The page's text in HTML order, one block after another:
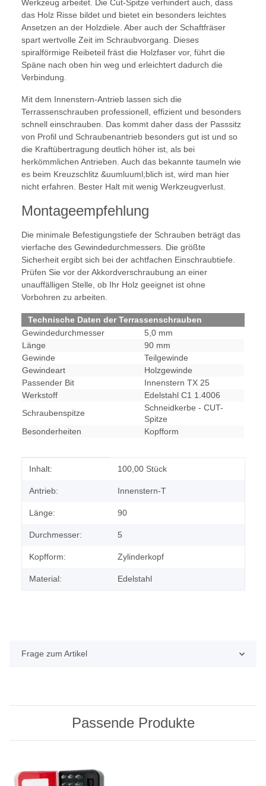
Werkzeug arbeitet. Die Cut-Spitze verhindert auch, dass
das Holz Risse bildet und bietet ein besonders leichtes
Ansetzen an der Holzdiele. Aber auch der Schaftfräser
spart wertvolle Zeit im Schraubvorgang. Dieses
spiralförmige Reibeteil fräst die Holzfaser vor, führt die
Späne nach oben hin weg und erleichtert dadurch die
Verbindung.
Mit dem Innenstern-Antrieb lassen sich die
Terrassenschrauben professionell, effizient und besonders
schnell einschrauben. Das kommt daher dass der Passsitz
von Profil und Schraubenantrieb besonders gut ist und so
die Kraftübertragung deutlich höher ist, als bei
herkömmlichen Antrieben. Auch das bekannte taumeln wie
es beim Kreuzschlitz &uumluuml;blich ist, wird man hier
nicht erfahren. Bester Halt mit wenig Werkzeugverlust.
Montageempfehlung
Die minimale Befestigungstiefe der Schrauben beträgt das
vierfache des Gewindedurchmessers. Die größte
Sicherheit ergibt sich bei der achtfachen Einschraubtiefe.
Prüfen Sie vor der Akkordverschraubung an einer
unauffälligen Stelle, ob Ihr Holz geeignet ist ohne
Vorbohren zu arbeiten.
Technische Daten der Terrassenschrauben
Gewindedurchmesser
5,0 mm
Länge
90 mm
Gewinde
Teilgewinde
Gewindeart
Holzgewinde
Passender Bit
Innenstern TX 25
Werkstoff
Edelstahl C1 1.4006
Schraubenspitze
Schneidkerbe - CUT-
Spitze
Besonderheiten
Kopfform
Produkteigenschaft
Wert
Inhalt: 100,00 Stück
Antrieb: Innenstern-T
Länge: 90
Durchmesser: 5
Kopfform: Zylinderkopf
Material: Edelstahl
Frage zum Artikel
Passende Produkte